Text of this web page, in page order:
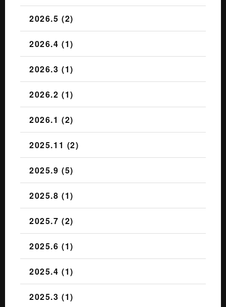
2026.5 (2)
2026.4 (1)
2026.3 (1)
2026.2 (1)
2026.1 (2)
2025.11 (2)
2025.9 (5)
2025.8 (1)
2025.7 (2)
2025.6 (1)
2025.4 (1)
2025.3 (1)